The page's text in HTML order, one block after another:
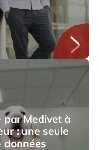
par Medivet à
: une seule
données